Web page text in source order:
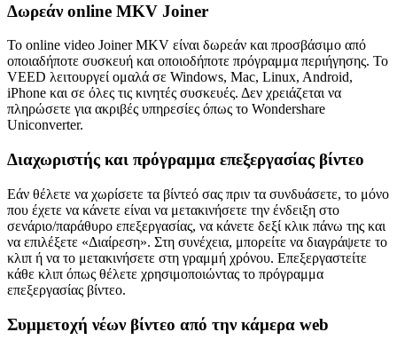
Δωρεάν online MKV Joiner
Το online video Joiner MKV είναι δωρεάν και προσβάσιμο από
οποιαδήποτε συσκευή και οποιοδήποτε πρόγραμμα περιήγησης. Το
VEED λειτουργεί ομαλά σε Windows, Mac, Linux, Android,
iPhone και σε όλες τις κινητές συσκευές. Δεν χρειάζεται να
πληρώσετε για ακριβές υπηρεσίες όπως το Wondershare
Uniconverter.
Διαχωριστής και πρόγραμμα επεξεργασίας βίντεο
Εάν θέλετε να χωρίσετε τα βίντεό σας πριν τα συνδυάσετε, το μόνο
που έχετε να κάνετε είναι να μετακινήσετε την ένδειξη στο
σενάριο/παράθυρο επεξεργασίας, να κάνετε δεξί κλικ πάνω της και
να επιλέξετε «Διαίρεση». Στη συνέχεια, μπορείτε να διαγράψετε το
κλιπ ή να το μετακινήσετε στη γραμμή χρόνου. Επεξεργαστείτε
κάθε κλιπ όπως θέλετε χρησιμοποιώντας το πρόγραμμα
επεξεργασίας βίντεο.
Συμμετοχή νέων βίντεο από την κάμερα web